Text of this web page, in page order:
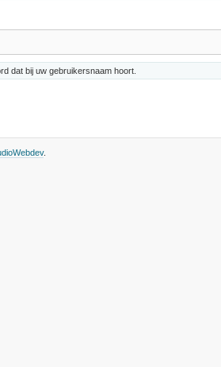
dat bij uw gebruikersnaam hoort.
.